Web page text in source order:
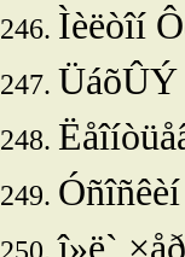
Ìèëòîí
ÜáõÛÝ
î»ë`